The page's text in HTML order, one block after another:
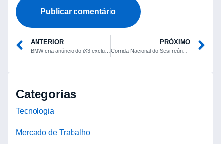
ANTERIOR PRÓXIMO
Corrida Nacional do Sesi reúne mais de 60 mil inscritos em 36 cidades no Dia do Trabalhador
Categorias
Tecnologia
Mercado de Trabalho